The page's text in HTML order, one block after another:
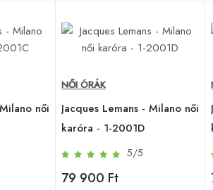
női
NŐI ÓRÁK
Jacques Lemans - Milano női
karóra - 1-2001D
5/5
79 900 Ft